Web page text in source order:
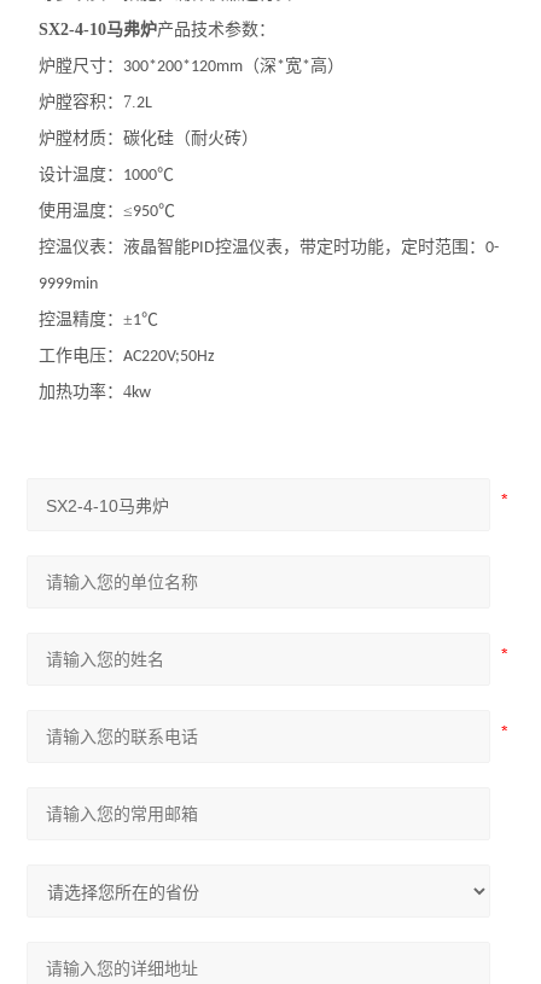
SX2-4-10马弗炉产品技术参数：
炉膛尺寸： 300*200*120mm （深*宽*高）
炉膛容积： 7.2L
炉膛材质：碳化硅（耐火砖）
设计温度： 1000℃
使用温度：≤950℃
控温仪表：液晶智能PID控温仪表，带定时功能，定时范围：0-
9999min
控温精度：±1℃
工作电压：AC220V;50Hz
加热功率：4kw